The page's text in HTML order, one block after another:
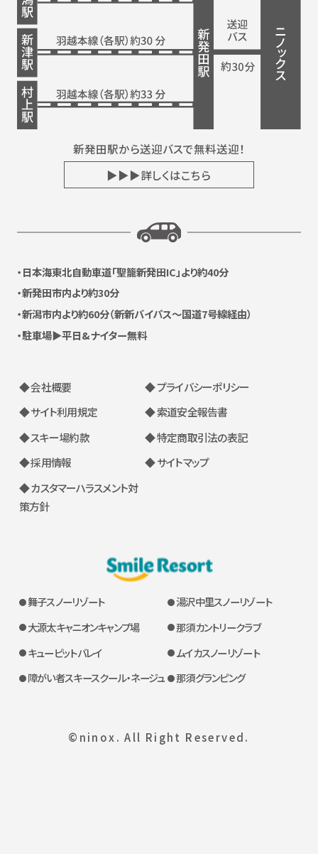
新発田駅から送迎バスで無料送迎！
▶▶▶詳しくはこちら
日本海東北自動車道「聖籠新発田IC」より約40分
新発田市内より約30分
新潟市内より約60分（新新バイパス〜国道7号線経由）
駐車場▶平日&ナイター無料
◆ 会社概要
◆ プライバシーポリシー
◆ サイト利用規定
◆ 索道安全報告書
◆ スキー場約款
◆ 特定商取引法の表記
◆ 採用情報
◆ サイトマップ
◆ カスタマーハラスメント対
策方針
舞子スノーリゾート
大源太キャニオンキャンプ場
湯沢中里スノーリゾート
那須カントリークラブ
キューピットバレイ
障がい者スキースクール・ネージュ
ムイカスノーリゾート
那須グランピング
©ninox. All Right Reserved.